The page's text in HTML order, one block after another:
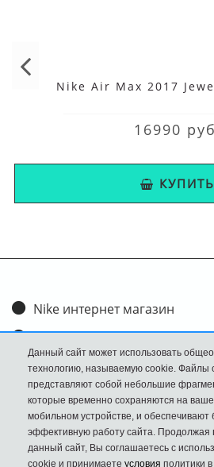
Nike Air Max 2017
16990
КУПИТЬ
Nike интернет магазин
Доставка и оплата
Обмен и возврат
Размеры
FAQ
Новости
Данный сайт может использовать
технологию, называемую cookie. Файлы
представляют собой небольшие
которые временно сохраняются на
мобильном устройстве, и обеспечивают
эффективную работу сайта. Продолжая
данный сайт, Вы соглашаетесь с
cookie и принимаете условия политики